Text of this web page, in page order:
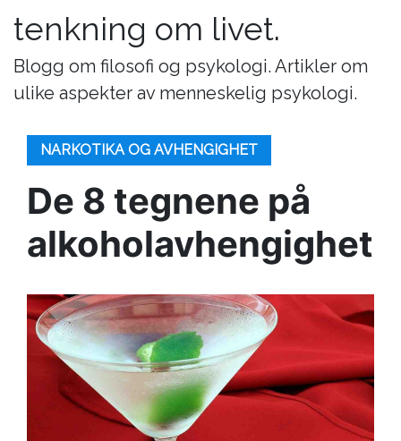
tenkning om livet.
Blogg om filosofi og psykologi. Artikler om
ulike aspekter av menneskelig psykologi.
NARKOTIKA OG AVHENGIGHET
De 8 tegnene på
alkoholavhengighet